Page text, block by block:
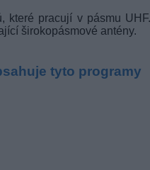
které pracují v pásmu
širokopásmové antény.
tyto programy